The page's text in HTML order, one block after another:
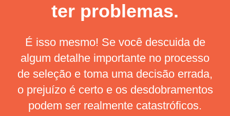
ter problemas.
É isso mesmo! Se você descuida de
algum detalhe importante no processo
de seleção e toma uma decisão errada,
o prejuízo é certo e os desdobramentos
podem ser realmente catastróficos.